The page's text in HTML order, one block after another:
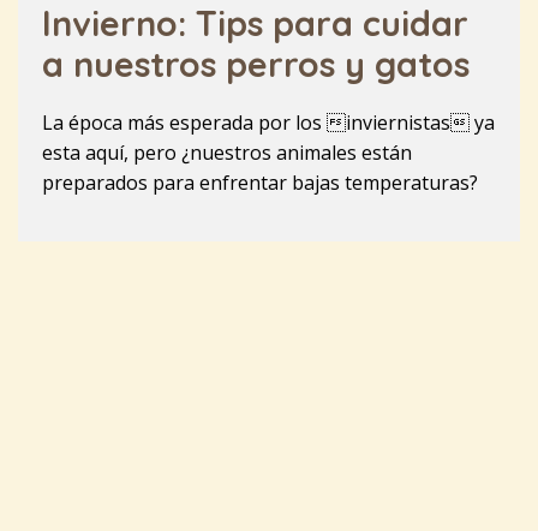
Invierno: Tips para cuidar
a nuestros perros y gatos
La época más esperada por los inviernistas ya
esta aquí, pero ¿nuestros animales están
preparados para enfrentar bajas temperaturas?